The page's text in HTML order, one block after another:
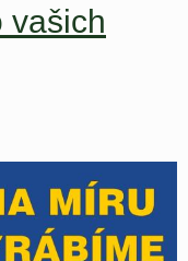
vašich